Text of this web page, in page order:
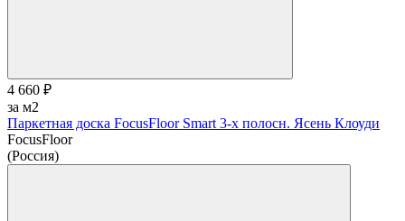
4 660 ₽
за м2
Паркетная доска FocusFloor Smart 3-х полосн. Ясень Клоуди
FocusFloor
(Россия)